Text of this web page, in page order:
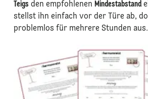
Teigs den empfohlenen Mindestabstand
stellst ihn einfach vor der Türe ab,
problemlos für mehrere Stunden aus.